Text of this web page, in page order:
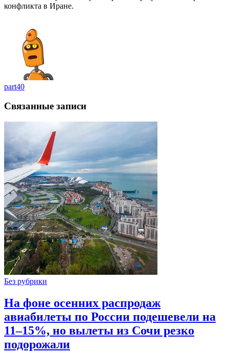
конфликта в Иране.
part40
Связанные записи
Без рубрики
На фоне осенних распродаж
авиабилеты по России подешевели на
11–15%, но вылеты из Сочи резко
подорожали